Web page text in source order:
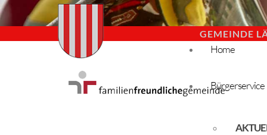
GEMEINDE
Home
Bürgerservice